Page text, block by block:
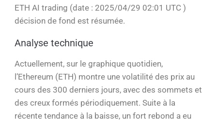
ETH AI trading (date : 2025/04/29 02:01 UTC )
décision de fond est résumée.
Analyse technique
Actuellement, sur le graphique quotidien,
l’Ethereum (ETH) montre une volatilité des prix au
cours des 300 derniers jours, avec des sommets et
des creux formés périodiquement. Suite à la
récente tendance à la baisse, un fort rebond a eu